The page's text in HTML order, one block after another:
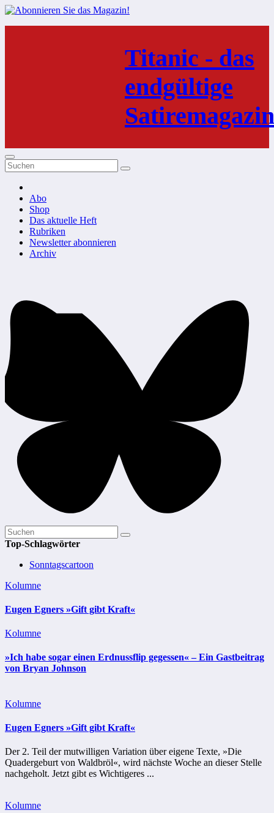
Titanic - das
endgültige
Satiremagazin
Abo
Shop
Das aktuelle Heft
Rubriken
Newsletter abonnieren
Archiv
Top-Schlagwörter
Sonntagscartoon
Kolumne
Eugen Egners »Gift gibt Kraft«
Kolumne
»Ich habe sogar einen Erdnussflip gegessen« – Ein Gastbeitrag
von Bryan Johnson
Kolumne
Eugen Egners »Gift gibt Kraft«
Der 2. Teil der mutwilligen Variation über eigene Texte, »Die
Quadergeburt von Waldbröl«, wird nächste Woche an dieser Stelle
nachgeholt. Jetzt gibt es Wichtigeres ...
Kolumne